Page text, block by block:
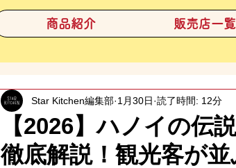
商品紹介 販売店一覧
【2026】ハノイの伝
徹底解説！観光客が
Star Kitchen編集部 1月30日 読了時間: 12分